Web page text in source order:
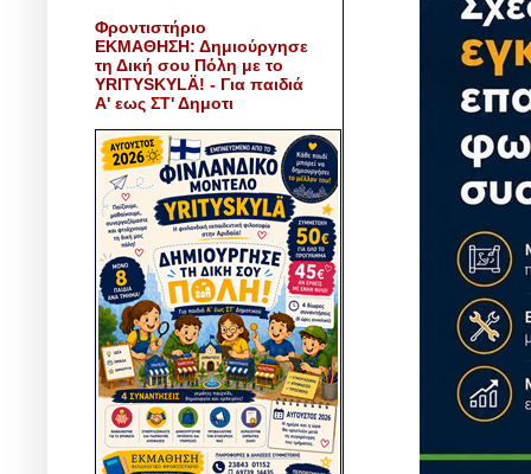
Φροντιστήριο
ΕΚΜΑΘΗΣΗ: Δημιούργησε
τη Δική σου Πόλη με το
YRITYSKYLÄ! - Για παιδιά
Α' εως ΣΤ' Δημοτι